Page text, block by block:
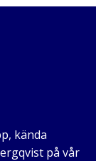
kända
på vår